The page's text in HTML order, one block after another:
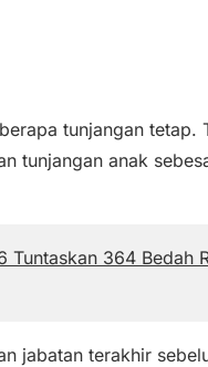
tunjangan tetap.
tunjangan anak
Tuntaskan 364 Bedah
jabatan terakhir